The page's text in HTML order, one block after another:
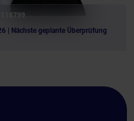
| Nächste geplante Überprüfung